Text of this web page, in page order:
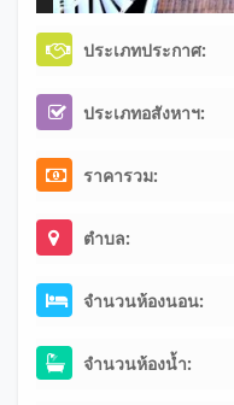
ประเภทประกาศ:
ประเภทอสังหาฯ:
ราคารวม:
ตำบล:
จำนวนห้องนอน:
จำนวนห้องน้ำ: